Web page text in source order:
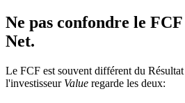
Ne pas confondre le
Net.
Le FCF est souvent différent du
l'investisseur Value regarde les deux: